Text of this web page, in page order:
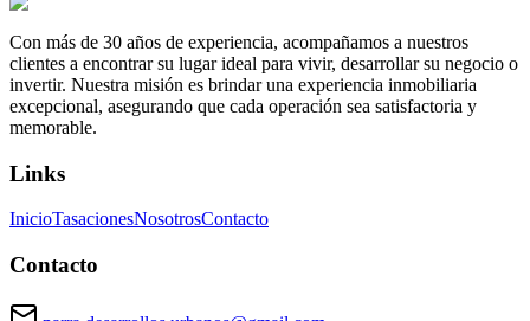
Con más de 30 años de experiencia, acompañamos a nuestros
clientes a encontrar su lugar ideal para vivir, desarrollar su negocio o
invertir. Nuestra misión es brindar una experiencia inmobiliaria
excepcional, asegurando que cada operación sea satisfactoria y
memorable.
Links
InicioTasacionesNosotrosContacto
Contacto